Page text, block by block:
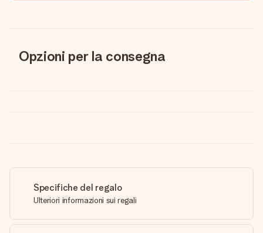
Opzioni per la consegna
Specifiche del regalo
Ulteriori informazioni sui regali